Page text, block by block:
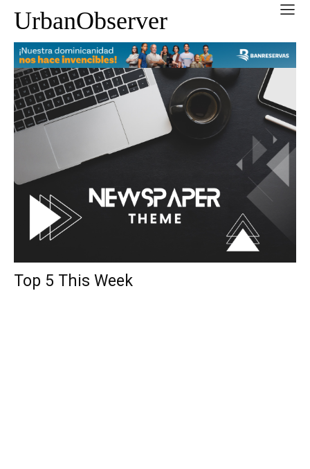
UrbanObserver
Top 5 This Week